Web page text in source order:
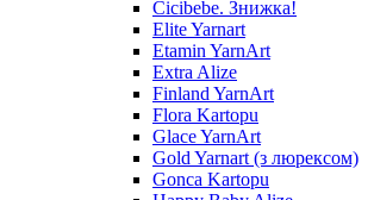
Cicibebe. Знижка!
Elite Yarnart
Etamin YarnArt
Extra Alize
Finland YarnArt
Flora Kartopu
Glace YarnArt
Gold Yarnart (з люрексом)
Gonca Kartopu